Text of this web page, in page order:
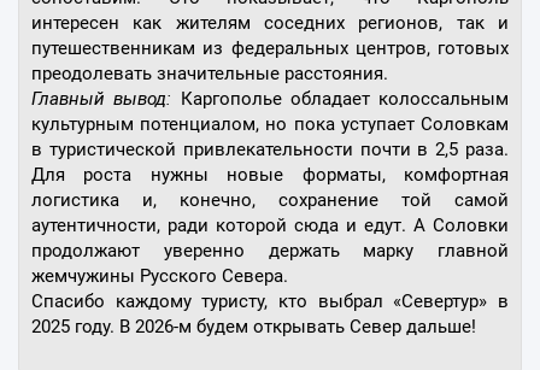
интересен как жителям соседних регионов, так и
путешественникам из федеральных центров, готовых
преодолевать значительные расстояния.
Главный вывод: Каргополье обладает колоссальным
культурным потенциалом, но пока уступает Соловкам
в туристической привлекательности почти в 2,5 раза.
Для роста нужны новые форматы, комфортная
логистика и, конечно, сохранение той самой
аутентичности, ради которой сюда и едут. А Соловки
продолжают уверенно держать марку главной
жемчужины Русского Севера.
Спасибо каждому туристу, кто выбрал «Севертур» в
2025 году. В 2026-м будем открывать Север дальше!